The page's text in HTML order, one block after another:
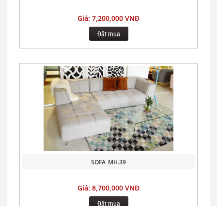
Giá: 7,200,000 VNĐ
Đặt mua
SOFA_MH.39
Giá: 8,700,000 VNĐ
Đặt mua